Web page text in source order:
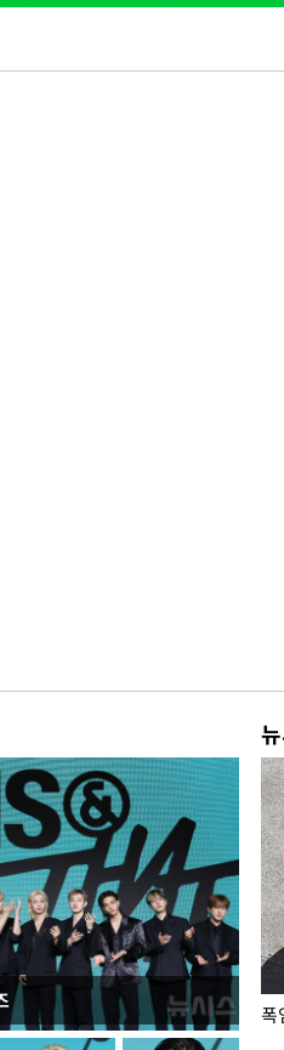
전남광주… 열화상 카메라에 담긴 폭